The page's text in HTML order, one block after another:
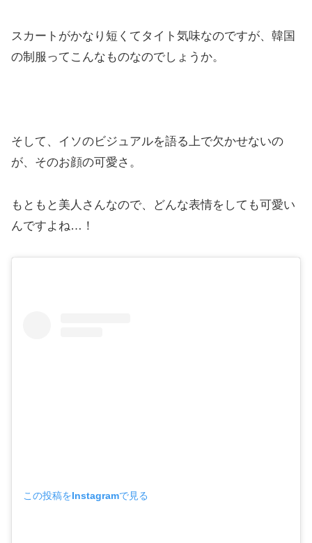
スカートがかなり短くてタイト気味なのですが、韓国
の制服ってこんなものなのでしょうか。
そして、イソのビジュアルを語る上で欠かせないの
が、そのお顔の可愛さ。
もともと美人さんなので、どんな表情をしても可愛い
んですよね…！
この投稿をInstagramで見る